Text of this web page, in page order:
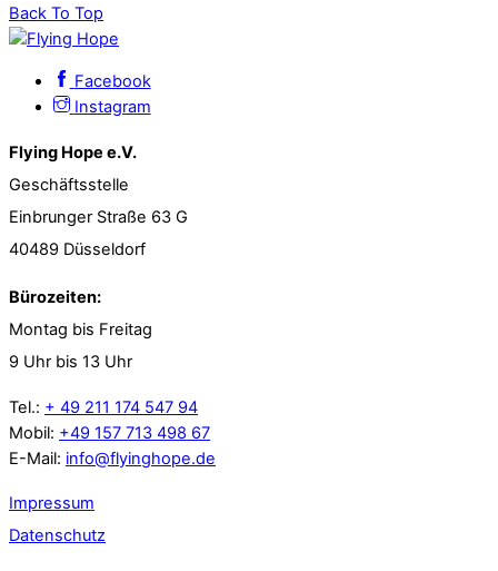
Back To Top
Facebook
Instagram
Flying Hope e.V.
Geschäftsstelle
Einbrunger Straße 63 G
40489 Düsseldorf
Bürozeiten:
Montag bis Freitag
9 Uhr bis 13 Uhr
Tel.: + 49 211 174 547 94
Mobil: +49 157 713 498 67
E-Mail: info@flyinghope.de
Impressum
Datenschutz